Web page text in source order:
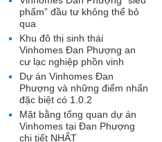
phẩm” đầu tư không thể bỏ
qua
Khu đô thị sinh thái
Vinhomes Đan Phượng an
cư lạc nghiệp phồn vinh
Dự án Vinhomes Đan
Phượng và những điểm nhấn
đặc biệt có 1.0.2
Mặt bằng tổng quan dự án
Vinhomes tại Đan Phượng
chi tiết NHẤT